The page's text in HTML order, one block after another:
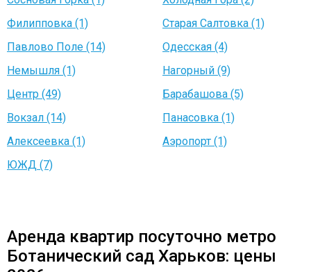
Филипповка (1)
Старая Салтовка (1)
Павлово Поле (14)
Одесская (4)
Немышля (1)
Нагорный (9)
Центр (49)
Барабашова (5)
Вокзал (14)
Панасовка (1)
Алексеевка (1)
Аэропорт (1)
ЮЖД (7)
Аренда квартир посуточно метро
Ботанический сад Харьков: цены